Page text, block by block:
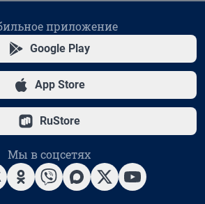
приложение
Google Play
App Store
RuStore
Мы в соцсетях